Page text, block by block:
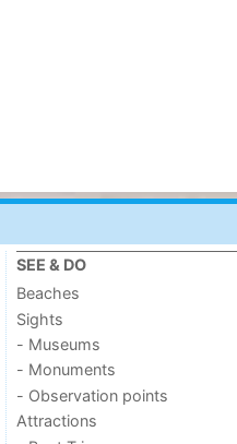
SEE & DO
Beaches
Sights
- Museums
- Monuments
- Observation points
Attractions